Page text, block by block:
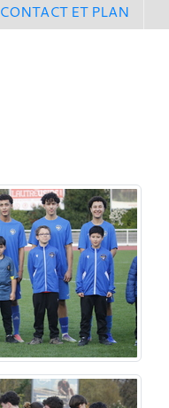
CONTACT ET PLAN